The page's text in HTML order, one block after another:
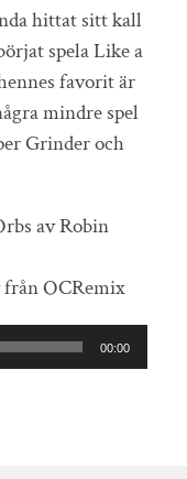
hittat sitt kall
spela Like a
favorit är
mindre spel
Grinder och
av Robin
från OCRemix
00:00